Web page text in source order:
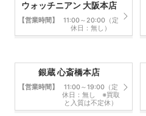
ウォッチニアン 大阪本店
【営業時間】
11:00～20:00（定
休日：無し）
銀蔵 心斎橋本店
【営業時間】
11:00～19:00（定
休日：無し ※買取
と入質は不定休）